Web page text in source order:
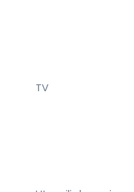
TV